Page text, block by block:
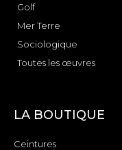
Golf
Mer Terre
Sociologique
Toutes les œuvres
LA BOUTIQUE
Ceintures